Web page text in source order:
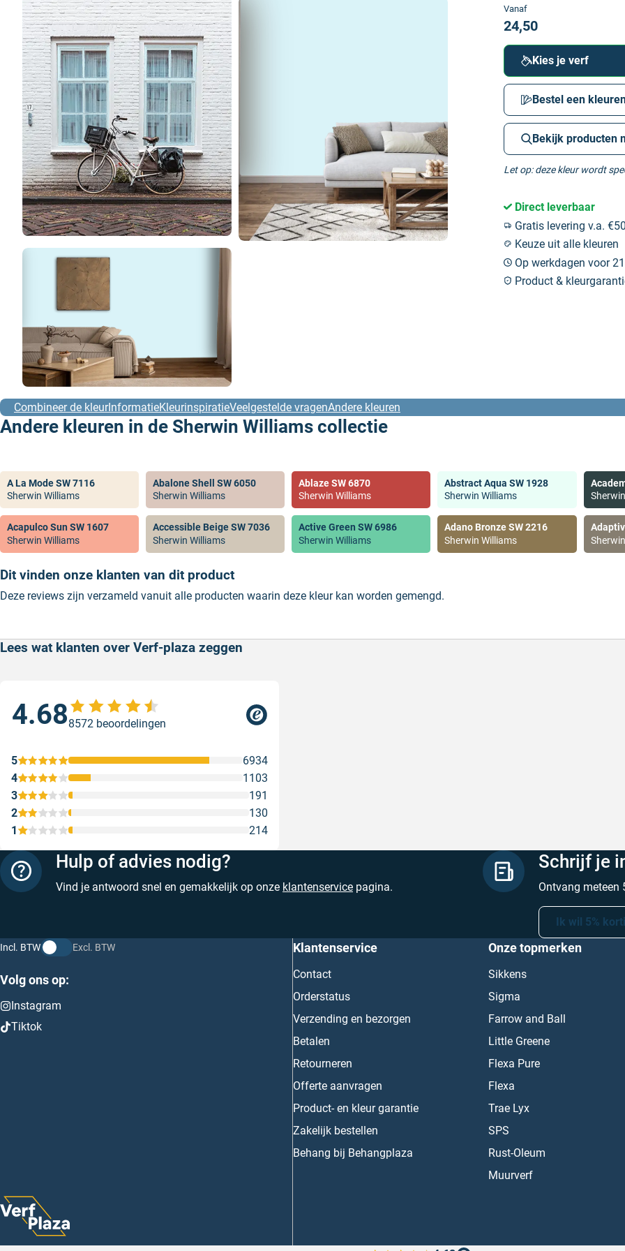
Vanaf
24,50
Kies je verf
Bestel een
Bekijk producten
Let op: deze kleur wordt
Direct leverbaar
Gratis levering v.a.
Keuze uit alle kleuren
Op werkdagen voor
Product &
Combineer de kleurInformatieKleurinspiratieVeelgestelde vragenAndere kleuren
Andere kleuren in de Sherwin Williams collectie
A La Mode SW 7116
Sherwin Williams
Abalone Shell SW 6050
Sherwin Williams
Ablaze SW 6870
Sherwin Williams
Abstract Aqua SW 1928
Sherwin Williams
Acapulco Sun SW 1607
Sherwin Williams
Accessible Beige SW 7036
Sherwin Williams
Active Green SW 6986
Sherwin Williams
Adano Bronze SW 2216
Sherwin Williams
Dit vinden onze klanten van dit product
Deze reviews zijn verzameld vanuit alle producten waarin deze kleur kan worden gemengd.
Lees wat klanten over Verf-plaza zeggen
4.688572 beoordelingen
1 214
2 130
3 191
4 1103
5 6934
Hulp of advies nodig?
Vind je antwoord snel en gemakkelijk op onze klantenservice pagina.
Schrijf je
Ontvang meteen
Ik wil 5%
Incl. BTW Excl. BTW
Volg ons op:
Instagram
Tiktok
Klantenservice
Contact
Orderstatus
Verzending en bezorgen
Betalen
Retourneren
Offerte aanvragen
Product- en kleur garantie
Zakelijk bestellen
Behang bij Behangplaza
Onze topmerken
Sikkens
Sigma
Farrow and Ball
Little Greene
Flexa Pure
Flexa
Trae Lyx
SPS
Rust-Oleum
Muurverf